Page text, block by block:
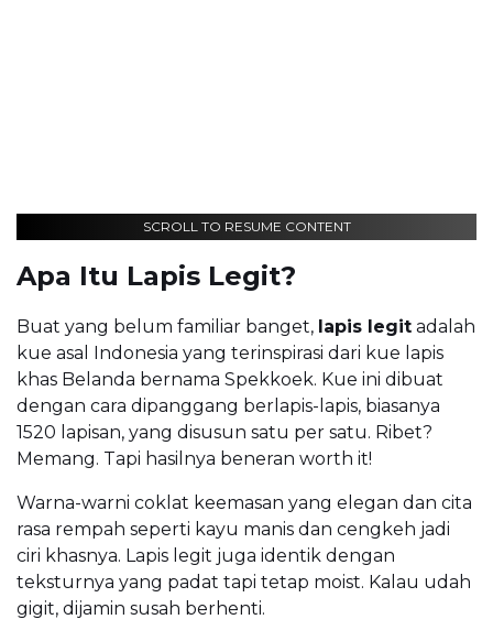
SCROLL TO RESUME CONTENT
Apa Itu Lapis Legit?
Buat yang belum familiar banget, lapis legit adalah
kue asal Indonesia yang terinspirasi dari kue lapis
khas Belanda bernama Spekkoek. Kue ini dibuat
dengan cara dipanggang berlapis-lapis, biasanya
1520 lapisan, yang disusun satu per satu. Ribet?
Memang. Tapi hasilnya beneran worth it!
Warna-warni coklat keemasan yang elegan dan cita
rasa rempah seperti kayu manis dan cengkeh jadi
ciri khasnya. Lapis legit juga identik dengan
teksturnya yang padat tapi tetap moist. Kalau udah
gigit, dijamin susah berhenti.